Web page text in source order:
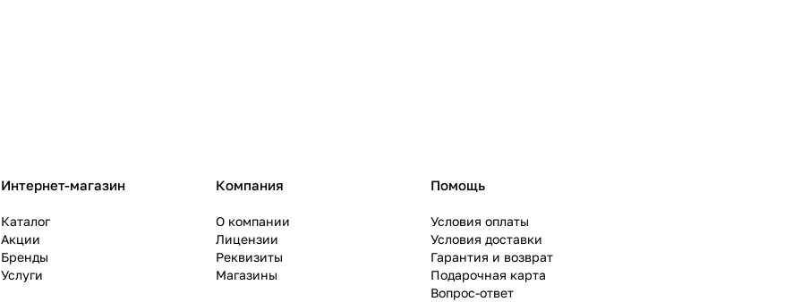
Интернет-магазин
Каталог
Акции
Бренды
Услуги
Компания
О компании
Лицензии
Реквизиты
Магазины
Помощь
Условия оплаты
Условия доставки
Гарантия и возврат
Подарочная карта
Вопрос-ответ